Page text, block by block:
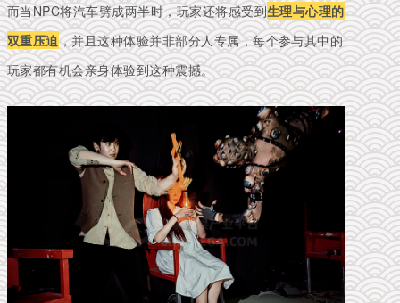
而当NPC将汽车劈成两半时，玩家还将感受到生理与心理的
双重压迫，并且这种体验并非部分人专属，每个参与其中的
玩家都有机会亲身体验到这种震撼。